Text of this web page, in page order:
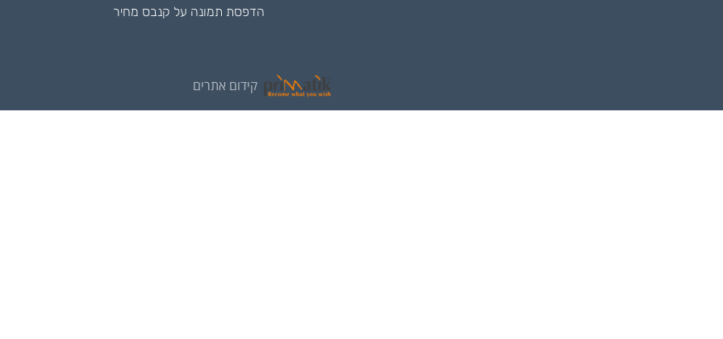
הדפסת תמונה על קנבס מחיר
קידום אתרים